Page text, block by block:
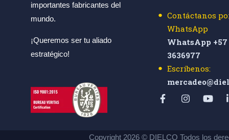
importantes fabricantes del
mundo.
¡Queremos ser tu aliado
estratégico!
Contáctanos
WhatsApp
WhatsApp +57
3636977
Escríbenos:
Copyright 2026 © DIELCO Todos los